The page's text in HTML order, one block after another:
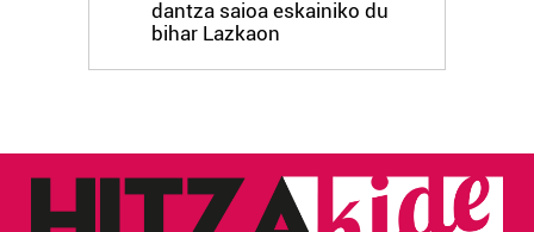
dantza saioa eskainiko du
bihar Lazkaon